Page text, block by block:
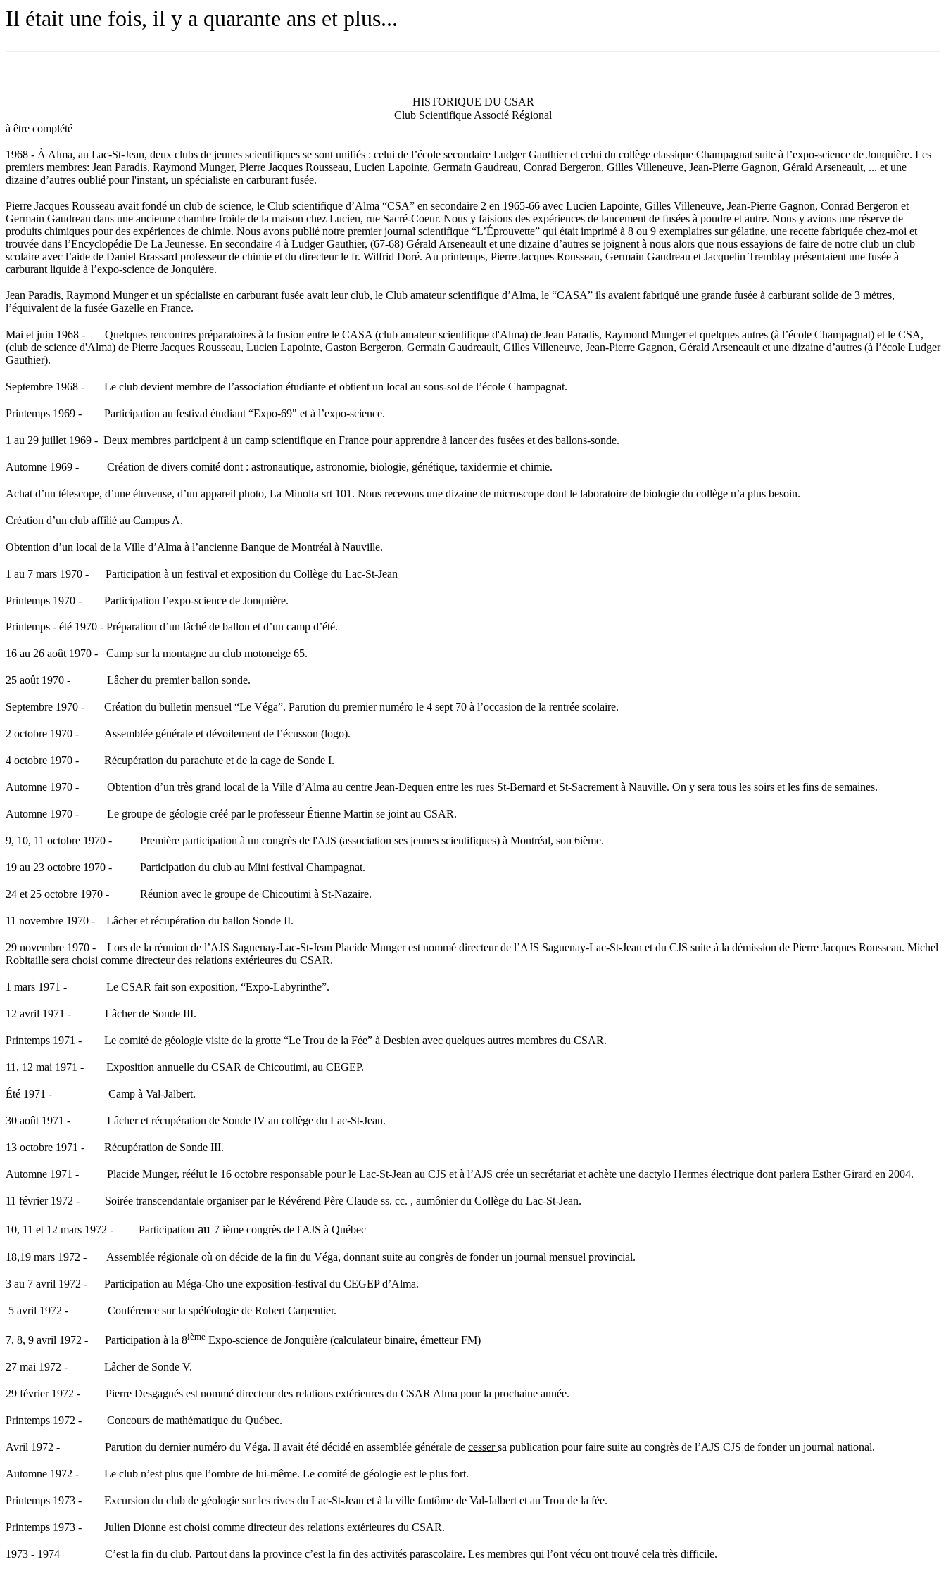
Il était une fois, il y a quarante ans et plus...
HISTORIQUE DU CSAR
Club Scientifique Associé Régional
à être complété
1968 - À Alma, au Lac-St-Jean, deux clubs de jeunes scientifiques se sont unifiés : celui de l’école secondaire Ludger Gauthier et celui du collège classique Champagnat suite à l’expo-science de Jonquière. Les
premiers membres: Jean Paradis, Raymond Munger, Pierre Jacques Rousseau, Lucien Lapointe, Germain Gaudreau, Conrad Bergeron, Gilles Villeneuve, Jean-Pierre Gagnon, Gérald Arseneault, ... et une
dizaine d’autres oublié pour l'instant, un spécialiste en carburant fusée.
Pierre Jacques Rousseau avait fondé un club de science, le Club scientifique d’Alma “CSA” en secondaire 2 en 1965-66 avec Lucien Lapointe, Gilles Villeneuve, Jean-Pierre Gagnon, Conrad Bergeron et
Germain Gaudreau dans une ancienne chambre froide de la maison chez Lucien, rue Sacré-Coeur. Nous y faisions des expériences de lancement de fusées à poudre et autre. Nous y avions une réserve de
produits chimiques pour des expériences de chimie. Nous avons publié notre premier journal scientifique “L’Éprouvette” qui était imprimé à 8 ou 9 exemplaires sur gélatine, une recette fabriquée chez-moi et
trouvée dans l’Encyclopédie De La Jeunesse. En secondaire 4 à Ludger Gauthier, (67-68) Gérald Arseneault et une dizaine d’autres se joignent à nous alors que nous essayions de faire de notre club un club
scolaire avec l’aide de Daniel Brassard professeur de chimie et du directeur le fr. Wilfrid Doré. Au printemps, Pierre Jacques Rousseau, Germain Gaudreau et Jacquelin Tremblay présentaient une fusée à
carburant liquide à l’expo-science de Jonquière.
Jean Paradis, Raymond Munger et un spécialiste en carburant fusée avait leur club, le Club amateur scientifique d’Alma, le “CASA” ils avaient fabriqué une grande fusée à carburant solide de 3 mètres,
l’équivalent de la fusée Gazelle en France.
Mai et juin 1968 -
Quelques rencontres préparatoires à la fusion entre le CASA (club amateur scientifique d'Alma) de Jean Paradis, Raymond Munger et quelques autres (à l’école Champagnat) et le CSA,
(club de science d'Alma) de Pierre Jacques Rousseau, Lucien Lapointe, Gaston Bergeron, Germain Gaudreault, Gilles Villeneuve, Jean-Pierre Gagnon, Gérald Arseneault et une dizaine d’autres (à l’école Ludger
Gauthier).
Septembre 1968 - Le club devient membre de l’association étudiante et obtient un local au sous-sol de l’école Champagnat.
Printemps 1969 - Participation au festival étudiant “Expo-69" et à l’expo-science.
1 au 29 juillet 1969 - Deux membres participent à un camp scientifique en France pour apprendre à lancer des fusées et des ballons-sonde.
Automne 1969 - Création de divers comité dont : astronautique, astronomie, biologie, génétique, taxidermie et chimie.
Achat d’un télescope, d’une étuveuse, d’un appareil photo, La Minolta srt 101. Nous recevons une dizaine de microscope dont le laboratoire de biologie du collège n’a plus besoin.
Création d’un club affilié au Campus A.
Obtention d’un local de la Ville d’Alma à l’ancienne Banque de Montréal à Nauville.
1 au 7 mars 1970 - Participation à un festival et exposition du Collège du Lac-St-Jean
Printemps 1970 - Participation l’expo-science de Jonquière.
Printemps - été 1970 - Préparation d’un lâché de ballon et d’un camp d’été.
16 au 26 août 1970 - Camp sur la montagne au club motoneige 65.
25 août 1970 - Lâcher du premier ballon sonde.
Septembre 1970 - Création du bulletin mensuel “Le Véga”. Parution du premier numéro le 4 sept 70 à l’occasion de la rentrée scolaire.
2 octobre 1970 - Assemblée générale et dévoilement de l’écusson (logo).
4 octobre 1970 - Récupération du parachute et de la cage de Sonde I.
Automne 1970 - Obtention d’un très grand local de la Ville d’Alma au centre Jean-Dequen entre les rues St-Bernard et St-Sacrement à Nauville. On y sera tous les soirs et les fins de semaines.
Automne 1970 - Le groupe de géologie créé par le professeur Étienne Martin se joint au CSAR.
9, 10, 11 octobre 1970 - Première participation à un congrès de l'AJS (association ses jeunes scientifiques) à Montréal, son 6ième.
19 au 23 octobre 1970 - Participation du club au Mini festival Champagnat.
24 et 25 octobre 1970 - Réunion avec le groupe de Chicoutimi à St-Nazaire.
11 novembre 1970 - Lâcher et récupération du ballon Sonde II.
29 novembre 1970 -
Lors de la réunion de l’AJS Saguenay-Lac-St-Jean Placide Munger est nommé directeur de l’AJS Saguenay-Lac-St-Jean et du CJS suite à la démission de Pierre Jacques Rousseau. Michel
Robitaille sera choisi comme directeur des relations extérieures du CSAR.
1 mars 1971 - Le CSAR fait son exposition, “Expo-Labyrinthe”.
12 avril 1971 - Lâcher de Sonde III.
Printemps 1971 - Le comité de géologie visite de la grotte “Le Trou de la Fée” à Desbien avec quelques autres membres du CSAR.
11, 12 mai 1971 - Exposition annuelle du CSAR de Chicoutimi, au CEGEP.
Été 1971 - Camp à Val-Jalbert.
30 août 1971 - Lâcher et récupération de Sonde IV au collège du Lac-St-Jean.
13 octobre 1971 - Récupération de Sonde III.
Automne 1971 - Placide Munger, réélut le 16 octobre responsable pour le Lac-St-Jean au CJS et à l’AJS crée un secrétariat et achète une dactylo Hermes électrique dont parlera Esther Girard en 2004.
11 février 1972 - Soirée transcendantale organiser par le Révérend Père Claude ss. cc. , aumônier du Collège du Lac-St-Jean.
10, 11 et 12 mars 1972 - Participation au 7 ième congrès de l'AJS à Québec
18,19 mars 1972 - Assemblée régionale où on décide de la fin du Véga, donnant suite au congrès de fonder un journal mensuel provincial.
3 au 7 avril 1972 - Participation au Méga-Cho une exposition-festival du CEGEP d’Alma.
5 avril 1972 - Conférence sur la spéléologie de Robert Carpentier.
7, 8, 9 avril 1972 - Participation à la 8ième Expo-science de Jonquière (calculateur binaire, émetteur FM)
27 mai 1972 - Lâcher de Sonde V.
29 février 1972 - Pierre Desgagnés est nommé directeur des relations extérieures du CSAR Alma pour la prochaine année.
Printemps 1972 - Concours de mathématique du Québec.
Avril 1972 - Parution du dernier numéro du Véga. Il avait été décidé en assemblée générale de cessersa publication pour faire suite au congrès de l’AJS CJS de fonder un journal national.
Automne 1972 - Le club n’est plus que l’ombre de lui-même. Le comité de géologie est le plus fort.
Printemps 1973 - Excursion du club de géologie sur les rives du Lac-St-Jean et à la ville fantôme de Val-Jalbert et au Trou de la fée.
Printemps 1973 - Julien Dionne est choisi comme directeur des relations extérieures du CSAR.
1973 - 1974 C’est la fin du club. Partout dans la province c’est la fin des activités parascolaire. Les membres qui l’ont vécu ont trouvé cela très difficile.